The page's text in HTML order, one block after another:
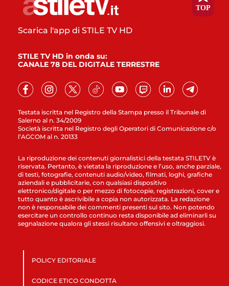
Testata iscritta nel Registro della Stampa presso il Tribunale di
Salerno al n. 34/2009
Società iscritta nel Registro degli Operatori di Comunicazione c/o
l’AGCOM al n. 20133
Scarica l'app di STILE TV HD
STILE TV HD in onda su:
CANALE 78 DEL DIGITALE TERRESTRE
La riproduzione dei contenuti giornalistici della testata STILETV è
riservata. Pertanto, è vietata la riproduzione e l’uso, anche parziale,
di testi, fotografie, contenuti audio/video, filmati, loghi, grafiche
aziendali e pubblicitarie, con qualsiasi dispositivo
elettronico/digitale o per mezzo di fotocopie, registrazioni, cover e
tutto quanto è ascrivibile a copia non autorizzata. La redazione
non è responsabile dei commenti presenti sul sito. Non potendo
esercitare un controllo continuo resta disponibile ad eliminarli su
segnalazione qualora gli stessi risultano offensivi e oltraggiosi.
POLICY EDITORIALE
CODICE ETICO CONDOTTA